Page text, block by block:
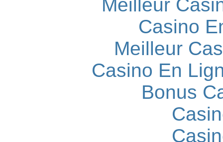
Meilleur
Casino
Meilleur
Casino En
Bonus